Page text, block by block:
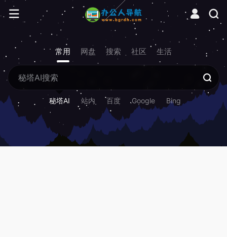
常用 网盘 搜索 社区 生活
秘塔AI 站内 百度 Google Bing